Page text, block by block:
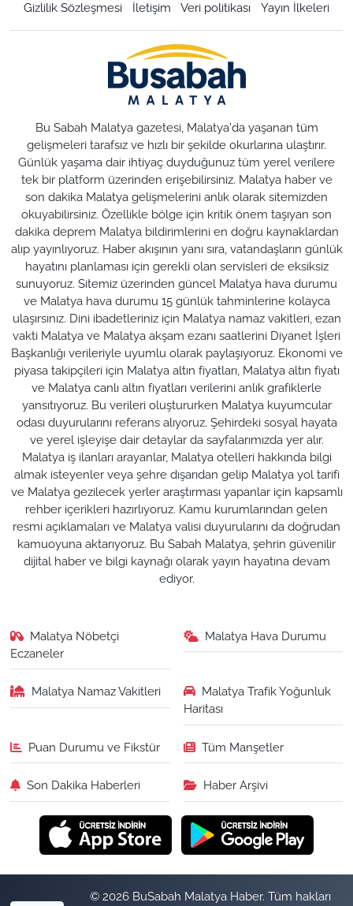
Gizlilik Sözleşmesi İletişim Veri politikası Yayın İlkeleri
Bu Sabah Malatya gazetesi, Malatya'da yaşanan tüm
gelişmeleri tarafsız ve hızlı bir şekilde okurlarına ulaştırır.
Günlük yaşama dair ihtiyaç duyduğunuz tüm yerel verilere
tek bir platform üzerinden erişebilirsiniz. Malatya haber ve
son dakika Malatya gelişmelerini anlık olarak sitemizden
okuyabilirsiniz. Özellikle bölge için kritik önem taşıyan son
dakika deprem Malatya bildirimlerini en doğru kaynaklardan
alıp yayınlıyoruz. Haber akışının yanı sıra, vatandaşların günlük
hayatını planlaması için gerekli olan servisleri de eksiksiz
sunuyoruz. Sitemiz üzerinden güncel Malatya hava durumu
ve Malatya hava durumu 15 günlük tahminlerine kolayca
ulaşırsınız. Dini ibadetleriniz için Malatya namaz vakitleri, ezan
vakti Malatya ve Malatya akşam ezanı saatlerini Diyanet İşleri
Başkanlığı verileriyle uyumlu olarak paylaşıyoruz. Ekonomi ve
piyasa takipçileri için Malatya altın fiyatları, Malatya altın fiyatı
ve Malatya canlı altın fiyatları verilerini anlık grafiklerle
yansıtıyoruz. Bu verileri oluştururken Malatya kuyumcular
odası duyurularını referans alıyoruz. Şehirdeki sosyal hayata
ve yerel işleyişe dair detaylar da sayfalarımızda yer alır.
Malatya iş ilanları arayanlar, Malatya otelleri hakkında bilgi
almak isteyenler veya şehre dışarıdan gelip Malatya yol tarifi
ve Malatya gezilecek yerler araştırması yapanlar için kapsamlı
rehber içerikleri hazırlıyoruz. Kamu kurumlarından gelen
resmi açıklamaları ve Malatya valisi duyurularını da doğrudan
kamuoyuna aktarıyoruz. Bu Sabah Malatya, şehrin güvenilir
dijital haber ve bilgi kaynağı olarak yayın hayatına devam
ediyor.
Malatya Nöbetçi
Eczaneler
Malatya Hava Durumu
Malatya Namaz Vakitleri
Malatya Trafik Yoğunluk
Haritası
Puan Durumu ve Fikstür Tüm Manşetler
Son Dakika Haberleri Haber Arşivi
© 2026 BuSabah Malatya Haber. Tüm hakları